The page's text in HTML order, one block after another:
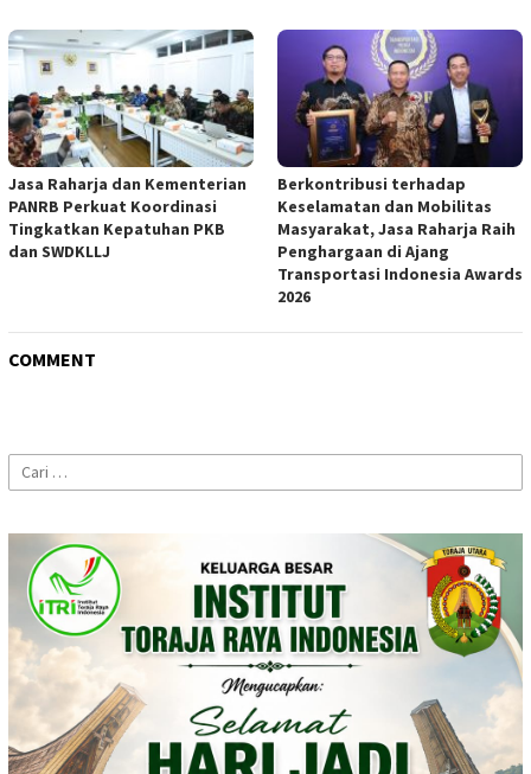
Jasa Raharja dan Kementerian
PANRB Perkuat Koordinasi
Tingkatkan Kepatuhan PKB
dan SWDKLLJ
Berkontribusi terhadap
Keselamatan dan Mobilitas
Masyarakat, Jasa Raharja Raih
Penghargaan di Ajang
Transportasi Indonesia Awards
2026
COMMENT
Cari
untuk: